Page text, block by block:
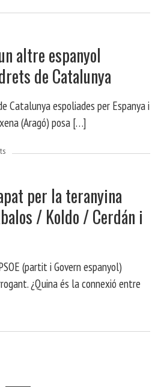
altre espanyol
de Catalunya
Catalunya espoliades per Espanya i
(Aragó) posa […]
per la teranyina
/ Koldo / Cerdán i
(partit i Govern espanyol)
¿Quina és la connexió entre